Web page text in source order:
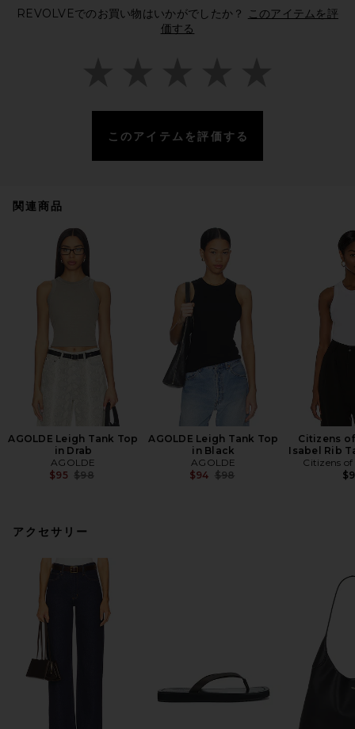
REVOLVEでのお買い物はいかがでしたか？
このアイテムを評
価する
このアイテムを評価する
関連商品
AGOLDE Leigh Tank Top
in Drab
AGOLDE
$95 Previous price:
$98
AGOLDE Leigh Tank Top
in Black
AGOLDE
$94 Previous price:
$98
Citizens
Isabel Rib
Citizens
アクセサリー